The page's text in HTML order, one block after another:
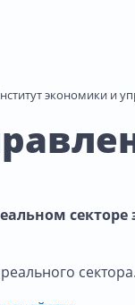
экономики и
сектора.